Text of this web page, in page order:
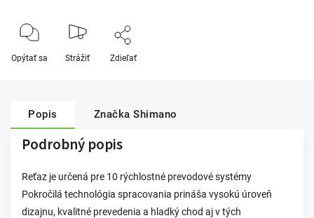
Opýtať sa Strážiť Zdieľať
Popis Značka Shimano
Podrobný popis
Reťaz je určená pre 10 rýchlostné prevodové systémy
Pokročilá technológia spracovania prináša vysokú úroveň
dizajnu, kvalitné prevedenia a hladký chod aj v tých